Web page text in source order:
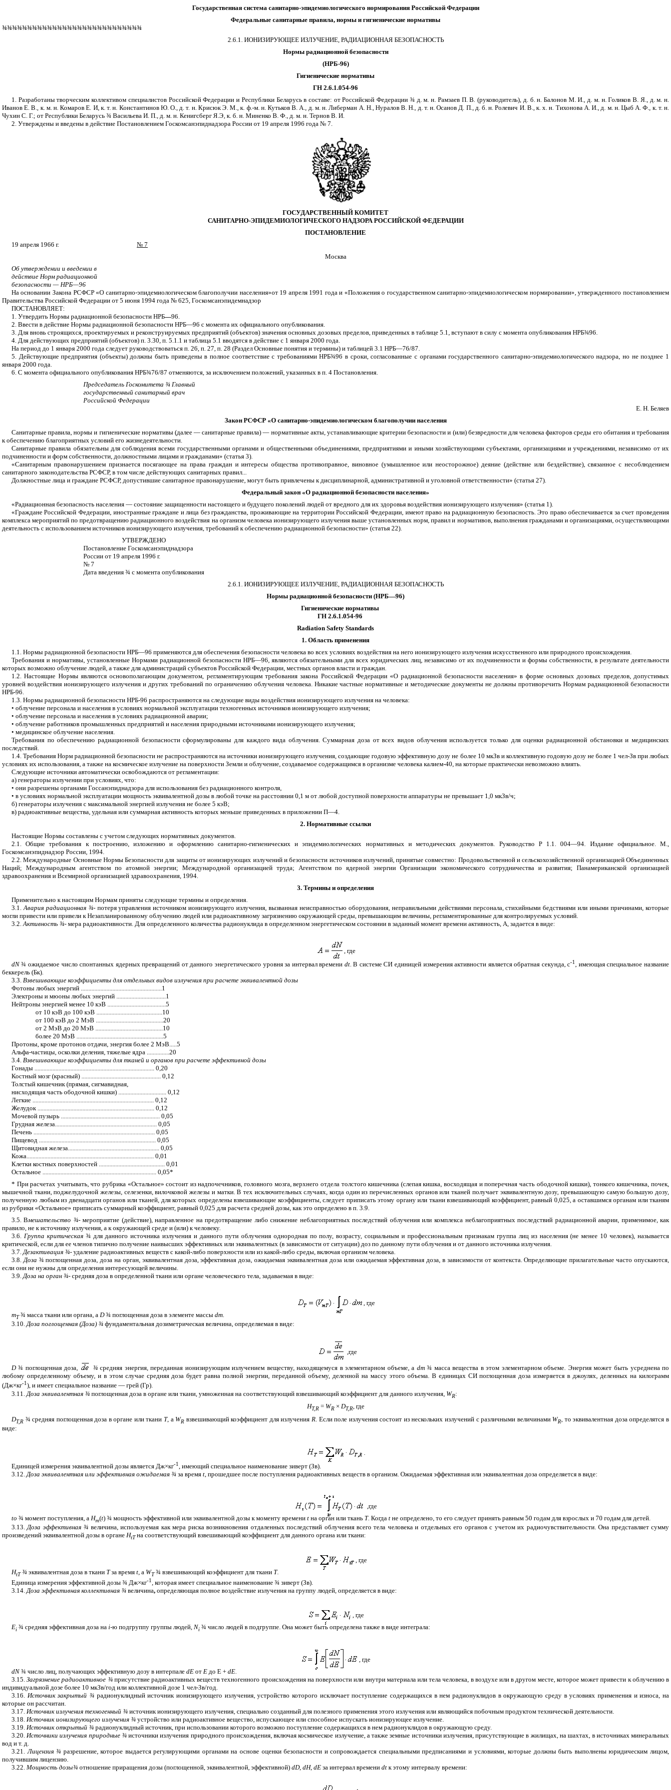
Государственная система санитарно-эпидемиологического нормирования Российской Федерации
Федеральные санитарные правила, нормы и гигиенические нормативы
¾¾¾¾¾¾¾¾¾¾¾¾¾¾¾¾¾¾¾¾¾¾¾¾¾¾¾¾
2.6.1. ИОНИЗИРУЮЩЕЕ ИЗЛУЧЕНИЕ, РАДИАЦИОННАЯ БЕЗОПАСНОСТЬ
Нормы радиационной безопасности
(НРБ-96)
Гигиенические нормативы
ГН 2.6.1.054-96
1. Разработаны творческим коллективом специалистов Российской Федерации и Республики Беларусь в составе: от Российской Федерации ¾ д. м. н. Рамзаев П. В. (руководитель), д. б. н. Балонов М. И., д. м. н. Голиков В. Я., д. м. н.
Иванов Е. В., к. м. н. Комаров Е. И, к. т. н. Константинов Ю. О., д. т. н. Крисюк Э. М., к. ф.-м. н. Кутьков В. А., д. м. н. Либерман А. Н., Нуралов В. Н., д. т. н. Осанов Д. П., д. б. н. Ролевич И. В., к. х. н. Тихонова А. И., д. м. н. Цыб А. Ф., к. т. н.
Чухин С. Г.; от Республики Беларусь ¾ Васильева И. П., д. м. н. Кенигсберг Я.Э, к. б. н. Миненко В. Ф., д. м. н. Тернов В. И.
2. Утверждены и введены в действие Постановлением Госкомсанэпиднадзора России от 19 апреля 1996 года № 7.
ГОСУДАРСТВЕННЫЙ КОМИТЕТ
САНИТАРНО-ЭПИДЕМИОЛОГИЧЕСКОГО НАДЗОРА РОССИЙСКОЙ ФЕДЕРАЦИИ
ПОСТАНОВЛЕНИЕ
19 апреля 1966 г.
№ 7
Москва
Об утверждении и введении в
действие Норм радиационной
безопасности — НРБ—96
На основании Закона РСФСР «О санитарно-эпидемиологическом благополучии населения»от 19 апреля 1991 года и «Положения о государственном санитарно-эпидемиологическом нормировании», утвержденного постановлением
Правительства Российской Федерации от 5 июня 1994 года № 625, Госкомсанэпидемнадзор
ПОСТАНОВЛЯЕТ:
1. Утвердить Нормы радиационной безопасности НРБ—96.
2. Ввести в действие Нормы радиационной безопасности НРБ—96 с момента их официального опубликования.
3. Для вновь строящихся, проектируемых и реконструируемых предприятий (объектов) значения основных дозовых пределов, приведенных в таблице 5.1, вступают в силу с момента опубликования НРБ¾96.
4. Для действующих предприятий (объектов) п. 3.30, п. 5.1.1 и таблица 5.1 вводятся в действие с 1 января 2000 года.
На период до 1 января 2000 года следует руководствоваться п. 26, п. 27, п. 28 (Раздел Основные понятия и термины) и таблицей 3.1 НРБ—76/87.
5. Действующие предприятия (объекты) должны быть приведены в полное соответствие с требованиями НРБ¾96 в сроки, согласованные с органами государственного санитарно-эпидемиологического надзора, но не позднее 1
января 2000 года.
6. С момента официального опубликования НРБ¾76/87 отменяются, за исключением положений, указанных в п. 4 Постановления.
Председатель Госкомитета ¾Главный
государственный санитарный врач
Российской Федерации
Е. Н. Беляев
Закон РСФСР «О санитарно-эпидемиологическом благополучии населения
Санитарные правила, нормы и гигиенические нормативы (далее — санитарные правила) — нормативные акты, устанавливающие критерии безопасности и (или) безвредности для человека факторов среды его обитания и требования
к обеспечению благоприятных условий его жизнедеятельности.
Санитарные правила обязательны для соблюдения всеми государственными органами и общественными объединениями, предприятиями и иными хозяйствующими субъектами, организациями и учреждениями, независимо от их
подчиненности и форм собственности, должностными лицами и гражданами» (статья 3).
«Санитарным правонарушением признается посягающее на права граждан и интересы общества противоправное, виновное (умышленное или неосторожное) деяние (действие или бездействие), связанное с несоблюдением
санитарного законодательства РСФСР, в том числе действующих санитарных правил...
Должностные лица и граждане РСФСР, допустившие санитарное правонарушение, могут быть привлечены к дисциплинарной, административной и уголовной ответственности» (статья 27).
Федеральный закон «О радиационной безопасности населения»
«Радиационная безопасность населения — состояние защищенности настоящего и будущего поколений людей от вредного для их здоровья воздействия ионизирующего излучения» (статья 1).
«Граждане Российской Федерации, иностранные граждане и лица без гражданства, проживающие на территории Российской Федерации, имеют право на радиационную безопасность. Это право обеспечивается за счет проведения
комплекса мероприятий по предотвращению радиационного воздействия на организм человека ионизирующего излучения выше установленных норм, правил и нормативов, выполнения гражданами и организациями, осуществляющими
деятельность с использованием источников ионизирующего излучения, требований к обеспечению радиационной безопасности» (статья 22).
УТВЕРЖДЕНО
Постановление Госкомсанэпиднадзора
России от 19 апреля 1996 г.
№ 7
Дата введения ¾ с момента опубликования
2.6.1. ИОНИЗИРУЮЩЕЕ ИЗЛУЧЕНИЕ, РАДИАЦИОННАЯ БЕЗОПАСНОСТЬ
Нормы радиационной безопасности (НРБ—96)
Гигиенические нормативы
ГН 2.6.1.054-96
Radiation Safety Standards
1. Область применения
1.1. Нормы радиационной безопасности НРБ—96 применяются для обеспечения безопасности человека во всех условиях воздействия на него ионизирующего излучения искусственного или природного происхождения.
Требования и нормативы, установленные Нормами радиационной безопасности НРБ—96, являются обязательными для всех юридических лиц, независимо от их подчиненности и формы собственности, в результате деятельности
которых возможно облучение людей, а также для администраций субъектов Российской Федерации, местных органов власти и граждан.
1.2. Настоящие Нормы являются основополагающим документом, регламентирующим требования закона Российской Федерации «О радиационной безопасности населения» в форме основных дозовых пределов, допустимых
уровней воздействия ионизирующего излучения и других требований по ограничению облучения человека. Никакие частные нормативные и методические документы не должны противоречить Нормам радиационной безопасности
НРБ-96.
1.3. Нормы радиационной безопасности НРБ-96 распространяются на следующие виды воздействия ионизирующего излучения на человека:
• облучение персонала и населения в условиях нормальной эксплуатации техногенных источников ионизирующего излучения;
• облучение персонала и населения в условиях радиационной аварии;
• облучение работников промышленных предприятий и населения природными источниками ионизирующего излучения;
• медицинское облучение населения.
Требования по обеспечению радиационной безопасности сформулированы для каждого вида облучения. Суммарная доза от всех видов облучения используется только для оценки радиационной обстановки и медицинских
последствий.
1.4. Требования Норм радиационной безопасности не распространяются на источники ионизирующего излучения, создающие годовую эффективную дозу не более 10 мкЗв и коллективную годовую дозу не более 1 чел-Зв при любых
условиях их использования, а также на космическое излучение на поверхности Земли и облучение, создаваемое содержащимся в организме человека калием-40, на которые практически невозможно влиять.
Следующие источники автоматически освобождаются от регламентации:
а) генераторы излучении при условиях, что:
• они разрешены органами Госсанэпиднадзора для использования без радиационного контроля,
• в условиях нормальной эксплуатации мощность эквивалентной дозы в любой точке на расстоянии 0,1 м от любой доступной поверхности аппаратуры не превышает 1,0 мкЗв/ч;
б) генераторы излучения с максимальной энергией излучения не более 5 кэВ;
в) радиоактивные вещества, удельная или суммарная активность которых меньше приведенных в приложении П—4.
2. Нормативные ссылки
Настоящие Нормы составлены с учетом следующих нормативных документов.
2.1. Общие требования к построению, изложению и оформлению санитарно-гигиенических и эпидемиологических нормативных и методических документов. Руководство Р 1.1. 004—94. Издание официальное. М.,
Госкомсанэпиднадзор России, 1994.
2.2. Международные Основные Нормы Безопасности для защиты от ионизирующих излучений и безопасности источников излучений, принятые совместно: Продовольственной и сельскохозяйственной организацией Объединенных
Наций; Международным агентством по атомной энергии; Международной организацией труда; Агентством по ядерной энергии Организации экономического сотрудничества и развития; Панамериканской организацией
здравоохранения и Всемирной организацией здравоохранения, 1994.
3. Термины и определения
Применительно к настоящим Нормам приняты следующие термины и определения.
3.1.Авария радиационная ¾-потеря управления источником ионизирующего излучения, вызванная неисправностью оборудования, неправильными действиями персонала, стихийными бедствиями или иными причинами, которые
могли привести или привели к Незапланированному облучению людей или радиоактивному загрязнению окружающей среды, превышающим величины, регламентированные для контролируемых условий.
3.2.Активность ¾-мера радиоактивности. Для определенного количества радионуклида в определенном энергетическом состоянии в заданный момент времени активность, А, задается в виде:
, где
dN ¾ ожидаемое число спонтанных ядерных превращений от данного энергетического уровня за интервал времени dt. В системе СИ единицей измерения активности является обратная секунда, с-1, имеющая специальное название
беккерель (Бк).
3.3. Взвешивающие коэффициенты для отдельных видов излучения при расчете эквивалентной дозы
Фотоны любых энергий ......................................................1
Электроны и мюоны любых энергий .................................1
Нейтроны энергией менее 10 кэВ .......................................5
от 10 кэВ до 100 кэВ ............................................10
от 100 кэВ до 2 МэВ .............................................20
от 2 МэВ до 20 МэВ .............................................10
более 20 МэВ ..........................................................5
Протоны, кроме протонов отдачи, энергия более 2 МэВ.....5
Альфа-частицы, осколки деления, тяжелые ядра ...............20
3.4. Взвешивающие коэффициенты для тканей и органов при расчете эффективной дозы
Гонады ................................................................................ 0,20
Костный мозг (красный) ..................................................... 0,12
Толстый кишечник (прямая, сигмавидная,
нисходящая часть ободочной кишки) ................................ 0,12
Легкие ................................................................................. 0,12
Желудок .............................................................................. 0,12
Мочевой пузырь .................................................................. 0,05
Грудная железа.................................................................... 0,05
Печень ................................................................................. 0,05
Пищевод .............................................................................. 0,05
Щитовидная железа............................................................. 0,05
Кожа..................................................................................... 0,01
Клетки костных поверхностей ............................................ 0,01
Остальное ............................................................................ 0,05*
* При расчетах учитывать, что рубрика «Остальное» состоит из надпочечников, головного мозга, верхнего отдела толстого кишечника (слепая кишка, восходящая и поперечная часть ободочной кишки), тонкого кишечника, почек,
мышечной ткани, поджелудочной железы, селезенки, вилочковой железы и матки. В тех исключительных случаях, когда один из перечисленных органов или тканей получает эквивалентную дозу, превышающую самую большую дозу,
полученную любым из двенадцати органов или тканей, для которых определены взвешивающие коэффициенты, следует приписать этому органу или ткани взвешивающий коэффициент, равный 0,025, а оставшимся органам или тканям
из рубрики «Остальное» приписать суммарный коэффициент, равный 0,025 для расчета средней дозы, как это определено в п. 3.9.
3.5. Вмешательство ¾-мероприятие (действие), направленное на предотвращение либо снижение неблагоприятных последствий облучения или комплекса неблагоприятных последствий радиационной аварии, применимое, как
правило, не к источнику излучения, а к окружающей среде и (или) к человеку.
3.6. Группа критическая ¾ для данного источника излучения и данного пути облучения однородная по полу, возрасту, социальным и профессиональным признакам группа лиц из населения (не менее 10 человек), называется
критической, если для ее членов типично получение наивысших эффективных или эквивалентных (в зависимости от ситуации) доз по данному пути облучения и от данного источника излучения.
3.7.Дезактивация ¾-удаление радиоактивных веществ с какой-либо поверхности или из какой-либо среды, включая организм человека.
3.8.Доза ¾ поглощенная доза, доза на орган, эквивалентная доза, эффективная доза, ожидаемая эквивалентная доза или ожидаемая эффективная доза, в зависимости от контекста. Определяющие прилагательные часто опускаются,
если они не нужны для определения интересующей величины.
3.9.Доза на орган ¾-средняя доза в определенной ткани или органе человеческого тела, задаваемая в виде:
, где
тТ ¾ масса ткани или органа, а D ¾ поглощенная доза в элементе массы dm.
3.10.Доза поглощенная (Доза) ¾фундаментальная дозиметрическая величина, определяемая в виде:
,где
D ¾ поглощенная доза, ¾средняя энергия, переданная ионизирующим излучением веществу, находящемуся в элементарном объеме, а dm ¾ масса вещества в этом элементарном объеме. Энергия может быть усреднена по
любому определенному объему, и в этом случае средняя доза будет равна полной энергии, переданной объему, деленной на массу этого объема. В единицах СИ поглощенная доза измеряется в джоулях, деленных на килограмм
(Дж×кг-1), и имеет специальное название — грей (Гр).
3.11. Доза эквивалентная ¾поглощенная доза в органе или ткани, умноженная на соответствующий взвешивающий коэффициент для данного излучения, WR:
НT,R = WR ×DT,R, где
DT,R ¾ средняя поглощенная доза в органе или ткани Т, а WR взвешивающий коэффициент для излучения R . Если поле излучения состоит из нескольких излучений с различными величинами WR , то эквивалентная доза определятся в
виде:
Единицей измерения эквивалентной дозы является Дж×кг-1
, имеющий специальное наименование зиверт (Зв).
3.12. Доза эквивалентная или эффективная ожидаемая ¾за время t, прошедшее после поступления радиоактивных веществ в организм. Ожидаемая эффективная или эквивалентная доза определяется в виде:
,где
tо ¾ момент поступления, а Нт(t) ¾ мощность эффективной или эквивалентной дозы к моменту времени tна орган или ткань Т. Когда tне определено, то его следует принять равным 50 годам для взрослых и 70 годам для детей.
3.13. Доза эффективная¾ величина, используемая как мера риска возникновения отдаленных последствий облучения всего тела человека и отдельных его органов с учетом их радиочувствительности. Она представляет сумму
произведений эквивалентной дозы в органе НtTна соответствующий взвешивающий коэффициент для данного органа или ткани:
, где
HtT ¾эквивалентная доза в ткани Тза время t, а WТ ¾ взвешивающий коэффициент для ткани Т.
Единица измерения эффективной дозы ¾ Дж×кг-1, которая имеет специальное наименование ¾ зиверт (Зв).
3.14.Доза эффективная коллективная ¾величина,определяющая полное воздействие излучения на группу людей, определяется в виде:
, где
Еi ¾ средняя эффективная доза на i-ю подгруппу группы людей, Ni ¾ число людей в подгруппе. Она может быть определена также в виде интеграла:
, где
dN ¾ число лиц, получающих эффективную дозу в интерпале dЕот Едо Е + dЕ.
3.15.Загрязнение радиоактивное ¾присутствие радиоактивных веществ техногенного происхождения на поверхности или внутри материала или тела человека, в воздухе или в другом месте, которое может привести к облучению в
индивидуальной дозе более 10 мкЗв/год или коллективной дозе 1 чел-Зв/год.
3.16. Источник закрытый ¾радионуклидный источник ионизирующего излучения, устройство которого исключает поступление содержащихся в нем радионуклидов в окружающую среду в условиях применения и износа, на
которые он рассчитан.
3.17. Источник излучения техногенный ¾источник ионизирующего излучения, специально созданный для полезного применения этого излучения или являющийся побочным продуктом технической деятельности.
3.18. Источник ионизирующего излучения ¾устройство или радиоактивное вещество, испускающее или способное испускать ионизирующее излучение.
3.19. Источник открытый ¾радионуклидный источник, при использовании которого возможно поступление содержащихся в нем радионуклидов в окружающую среду.
3.20.Источники излучения природные ¾источники излучения природного происхождения, включая космическое излучение, а также земные источники излучения, присутствующие в жилищах, на шахтах, в источниках минеральных
вод и т. д.
3.21.Лицензия¾ разрешение, которое выдается регулирующими органами на основе оценки безопасности и сопровождается специальными предписаниями и условиями, которые должны быть выполнены юридическим лицом,
получившим лицензию.
3.22. Мощность дозы¾отношение приращения дозы (поглощенной, эквивалентной, эффективной) dD, dH, dEза интервал времени dtк этому интервалу времени: